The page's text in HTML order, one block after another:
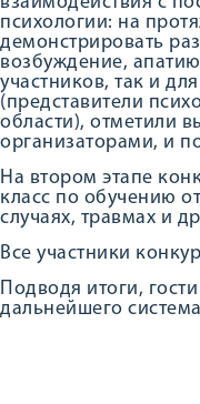
психологии: на
демонстрировать
возбуждение,
участников, так и
(представители
области), отметили
организаторами, и
На втором этапе
класс по обучению
случаях, травмах и
Все участники
Подводя итоги,
дальнейшего